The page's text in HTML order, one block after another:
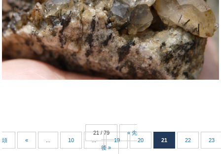
21 / 79
« 先
頭
« 10 ... 19 20 21 22
23
後 »